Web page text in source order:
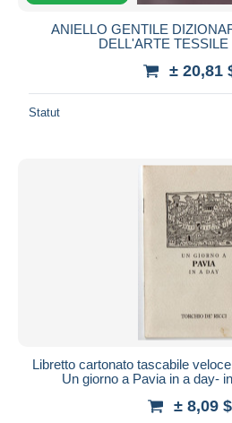
ANIELLO GENTILE
DELL'ARTE TESSILE
± 20,81
Statut
Libretto cartonato tascabile
Un giorno a Pavia in a day-
± 8,09